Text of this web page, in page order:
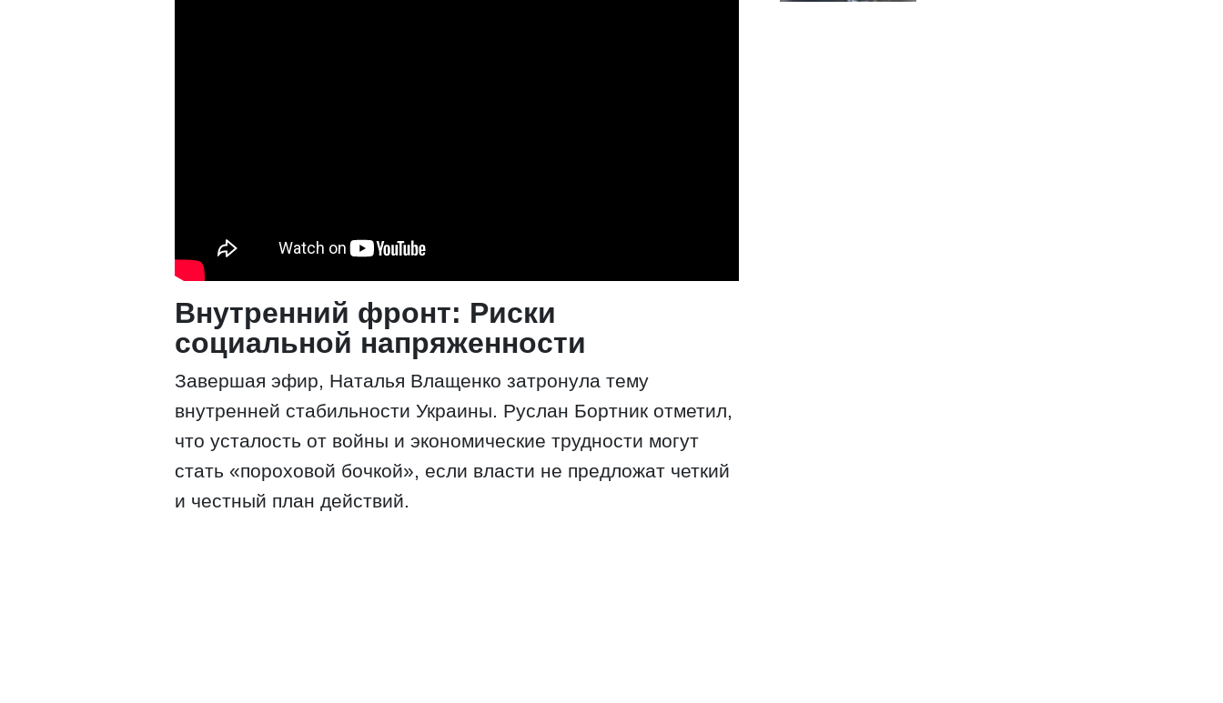
Внутренний фронт: Риски
социальной напряженности
Завершая эфир, Наталья Влащенко затронула тему
внутренней стабильности Украины. Руслан Бортник отметил,
что усталость от войны и экономические трудности могут
стать «пороховой бочкой», если власти не предложат четкий
и честный план действий.